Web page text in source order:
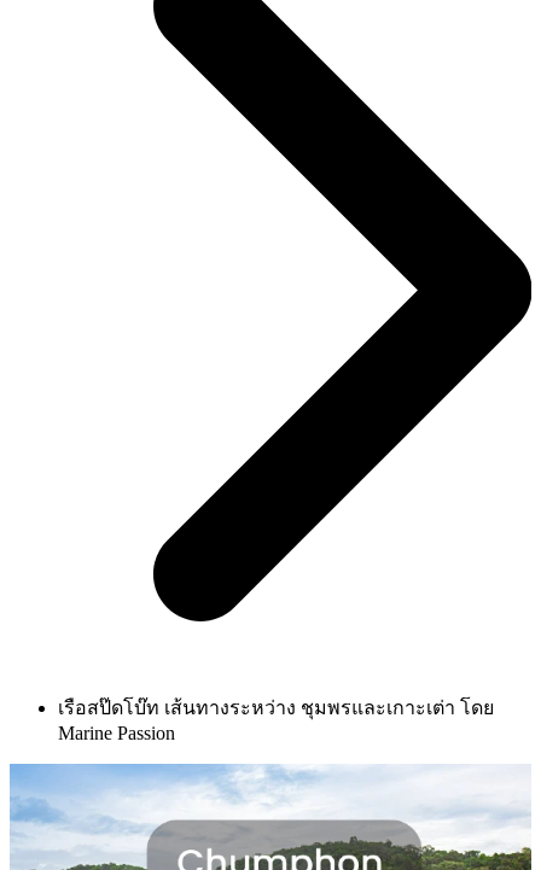
เรือสป๊ดโบ๊ท เส้นทางระหว่าง ชุมพรและเกาะเต่า โดย
Marine Passion